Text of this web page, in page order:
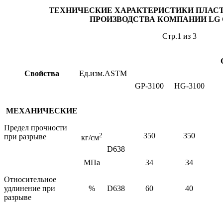
ТЕХНИЧЕСКИЕ ХАРАКТЕРИСТИКИ
ПРОИЗВОДСТВА КОМПАНИИLG
Стр.1 из 3
Свойства Ед.изм.ASTM
GP-3100 HG-3100
МЕХАНИЧЕСКИЕ
Предел прочности
при разрыве
кг/см2
D638
350 350
МПа 34
34
Относительное
удлинение при
разрыве
% D638 60 40